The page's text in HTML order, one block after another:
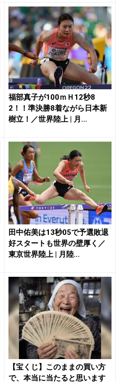
福部真子が100ｍＨ12秒8
2！！準決勝8着ながら日本新
樹立！／世界陸上 | 月...
田中佑美は13秒05で予選敗退
好スタートも世界の壁厚く／
東京世界陸上 | 月陸...
【宝くじ】このままの買い方
で、本当に当たると思います